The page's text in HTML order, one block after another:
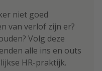
niet goed
van verlof zijn er?
Volg deze
alle ins en outs
HR-praktijk.